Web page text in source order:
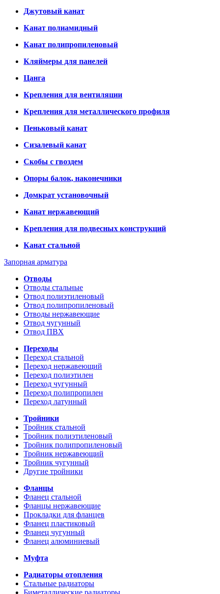
Джутовый канат
Канат полиамидный
Канат полипропиленовый
Кляймеры для панелей
Цанга
Крепления для вентиляции
Крепления для металлического профиля
Пеньковый канат
Сизалевый канат
Скобы с гвоздем
Опоры балок, наконечники
Домкрат установочный
Канат нержавеющий
Крепления для подвесных конструкций
Канат стальной
Запорная арматура
Отводы
Отводы стальные
Отвод полиэтиленовый
Отвод полипропиленовый
Отводы нержавеющие
Отвод чугунный
Отвод ПВХ
Переходы
Переход стальной
Переход нержавеющий
Переход полиэтилен
Переход чугунный
Переход полипропилен
Переход латунный
Тройники
Тройник стальной
Тройник полиэтиленовый
Тройник полипропиленовый
Тройник нержавеющий
Тройник чугунный
Другие тройники
Фланцы
Фланец стальной
Фланцы нержавеющие
Прокладки для фланцев
Фланец пластиковый
Фланец чугунный
Фланец алюминиевый
Муфта
Радиаторы отопления
Стальные радиаторы
Биметаллические радиаторы